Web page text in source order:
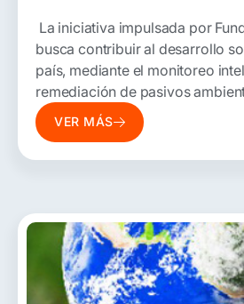
La iniciativa impulsada por
busca contribuir al desarrollo
país, mediante el monitoreo
remediación de pasivos
mitigando su contribución al
global.
VER MÁS